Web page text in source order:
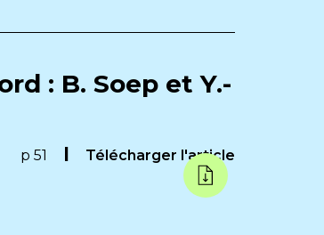
: B. Soep et Y.-
p 51 Télécharger l'article